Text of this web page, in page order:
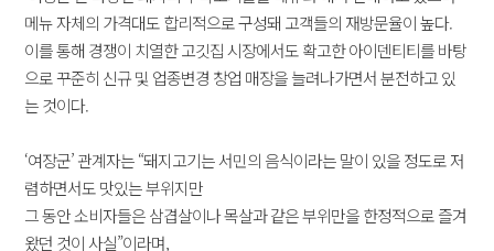
메뉴 자체의 가격대도 합리적으로 구성돼 고객들의 재방문율이 높다.
이를 통해 경쟁이 치열한 고깃집 시장에서도 확고한 아이덴티티를 바탕
으로 꾸준히 신규 및 업종변경 창업 매장을 늘려나가면서 분전하고 있
는 것이다.
‘여장군’ 관계자는 “돼지고기는 서민의 음식이라는 말이 있을 정도로 저
렴하면서도 맛있는 부위지만
그 동안 소비자들은 삼겹살이나 목살과 같은 부위만을 한정적으로 즐겨
왔던 것이 사실”이라며,